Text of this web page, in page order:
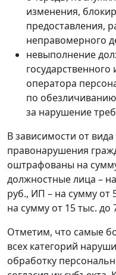
изменения,
предоставления,
неправомерного
невыполнение
оператора
по
за нарушение
В зависимости от
правонарушения
оштрафованы на
должностные лица –
руб., ИП – на сумму от
на сумму от 15 тыс. до
Отметим, что самые
всех категорий
обработку